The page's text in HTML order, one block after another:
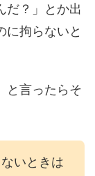
だ？」とか出
に拘らないと
と言ったらそ
いときは